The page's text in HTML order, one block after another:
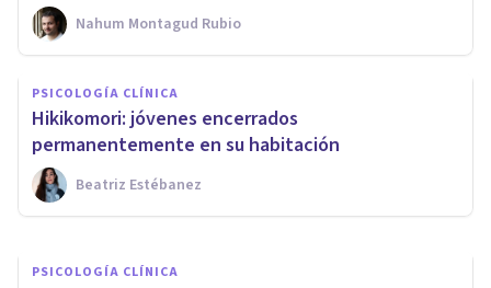
Nahum Montagud Rubio
PSICOLOGÍA CLÍNICA
Hikikomori: jóvenes encerrados
permanentemente en su habitación
Beatriz Estébanez
¿Qué es la salud mental y cómo
podemos cuidarla?
Therapyside
PSICOLOGÍA CLÍNICA